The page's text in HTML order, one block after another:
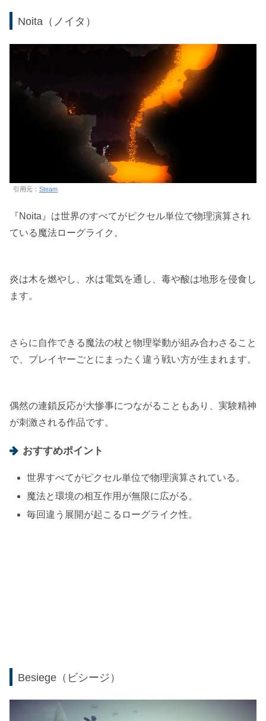
Noita（ノイタ）
引用元： Steam
『Noita』は世界のすべてがピクセル単位で物理演算され
ている魔法ローグライク。
炎は木を燃やし、水は電気を通し、毒や酸は地形を侵食し
ます。
さらに自作できる魔法の杖と物理挙動が組み合わさること
で、プレイヤーごとにまったく違う戦い方が生まれます。
偶然の連鎖反応が大惨事につながることもあり、実験精神
が刺激される作品です。
おすすめポイント
世界すべてがピクセル単位で物理演算されている。
魔法と環境の相互作用が無限に広がる。
毎回違う展開が起こるローグライク性。
Besiege（ビシージ）